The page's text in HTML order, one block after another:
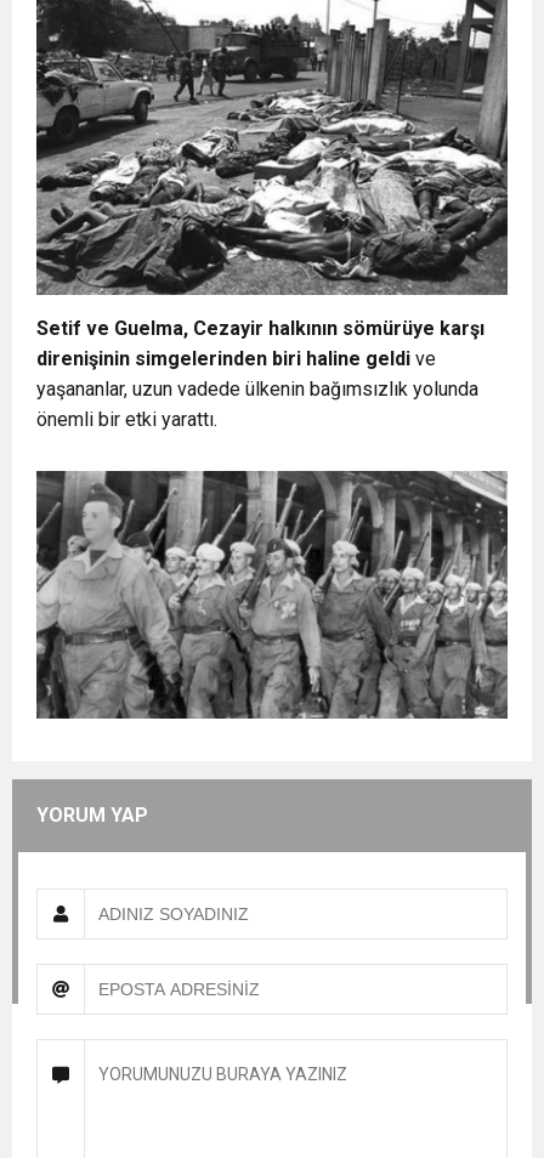
Setif ve Guelma, Cezayir halkının sömürüye karşı
direnişinin simgelerinden biri haline geldi ve
yaşananlar, uzun vadede ülkenin bağımsızlık yolunda
önemli bir etki yarattı.
YORUM YAP